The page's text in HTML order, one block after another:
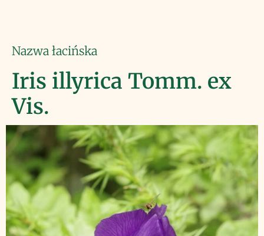
Nazwa łacińska
Iris illyrica Tomm. ex
Vis.